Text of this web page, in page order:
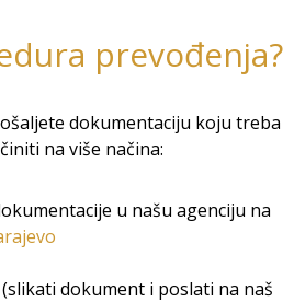
prevođenja?
dokumentaciju koju treba
na više načina:
u našu agenciju na
dokument i poslati na naš